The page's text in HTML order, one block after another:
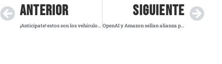
ANTERIOR
¡Anticípate! estos son los vehículos restringidos por el Hoy No Circula de este martes
SIGUIENTE
OpenAI y Amazon sellan alianza por 38.000 millones para potenciar la IA